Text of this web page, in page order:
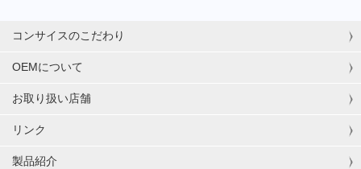
コンサイスのこだわり
OEMについて
お取り扱い店舗
リンク
製品紹介